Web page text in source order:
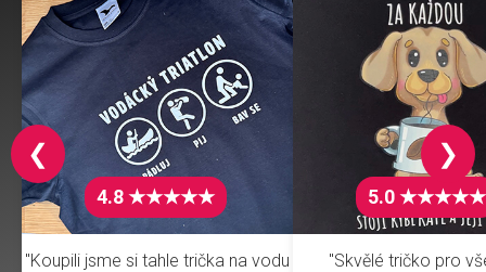
4.8 ★★★★★
"Koupili jsme si tahle trička na vodu
5.0 ★★★★★
"Skvělé tričko pro
❮ ❯